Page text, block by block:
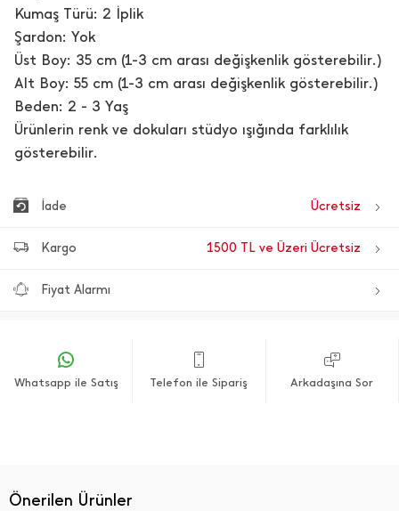
Kumaş Türü: 2 İplik
Şardon: Yok
Üst Boy: 35 cm (1-3 cm arası değişkenlik gösterebilir.)
Alt Boy: 55 cm (1-3 cm arası değişkenlik gösterebilir.)
Beden: 2 - 3 Yaş
Ürünlerin renk ve dokuları stüdyo ışığında farklılık
gösterebilir.
İade Ücretsiz
Kargo 1500 TL ve Üzeri Ücretsiz
Fiyat Alarmı
Whatsapp ile Satış Telefon ile Sipariş Arkadaşına Sor
Önerilen Ürünler